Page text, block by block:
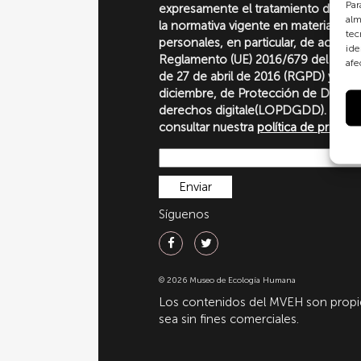
expresamente el tratamiento de
la normativa vigente en materia de
personales, en particular, de
Reglamento (UE) 2016/679 del
de 27 de abril de 2016 (RGPD) y la
diciembre, de Protección de Datos
derechos digitale(LOPDGDD). Para
consultar nuestra política de
Síguenos
© 2026 Museo de Ecología Humana
Los contenidos del MVEH son
sea sin fines comerciales.